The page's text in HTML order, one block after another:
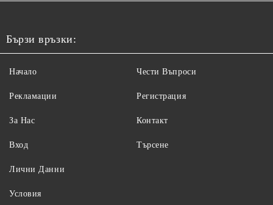
Бързи връзки:
Начало
Рекламации
За Нас
Вход
Чести Въпроси
Регистрация
Контакт
Търсене
Лични Данни
Условия